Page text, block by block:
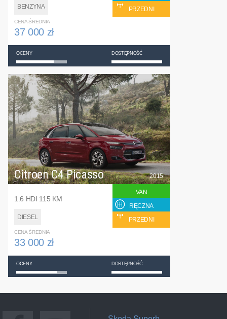
BENZYNA
PRZEDNI
CENA ŚREDNIA
37 000 zł
OCENY DOSTĘPNOŚĆ
Citroen C4 Picasso
1.6 HDI 115 KM
DIESEL
2015
VAN
RĘCZNA
PRZEDNI
CENA ŚREDNIA
33 000 zł
OCENY DOSTĘPNOŚĆ